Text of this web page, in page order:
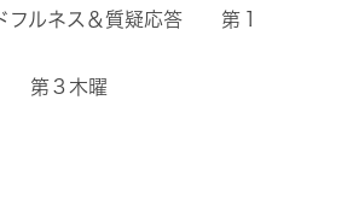
フルネス＆質疑応答 第１
３木曜